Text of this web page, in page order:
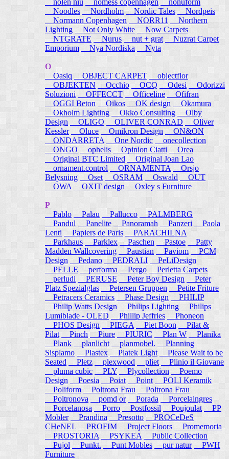
nolen niu
nomess copenhagen
nonuform
Noodles
Nordholm Nordic Tales
Nordpeis
Normann Copenhagen
NORR11
Northern
Lighting
Not Only White
Now Carpets
NTGRATE
Nurus nut + grat
Nuzrat Carpet
Emporium
Nya Nordiska Nyta
O
Oasiq
OBJECT CARPET
objectflor
OBJEKTEN
Occhio OCQ Odesi
Odorizzi
Soluzioni
OFFECCT Officeline
Ofifran
OGGI Beton
Oikos OK design
Okamura
Okholm Lighting
Okko Consulting
Olby
Design
OLIGO OLIVER CONRAD
Oliver
Kessler
Oluce Omikron Design
ON&ON
ONDARRETA
One Nordic
onecollection
ONGO
ophelis Opinion Ciatti
Orea
Original BTC Limited
Original Joan Lao
ornament.control
ORNAMENTA
Orsjo
Belysning
Oset OSRAM Oswald
OUT
OWA
OXIT design Oxley s Furniture
P
Pablo
Palau Pallucco
PALMBERG
Pandul
Panelite Panoramah Panzeri
Paola
Lenti
Papiers de Paris
PARACHILNA
Parkhaus
Parklex Paschen Pastoe
Patty
Madden Wallcovering
Paustian Paviom
PCM
Design
Pedano PEDRALI
PeLiDesign
PELLE
performa Pergo
Perletta Carpets
perludi
PERUSE Peter Boy Design
Peter
Platz Spezialglas
Petersen Gruppen
Petite Friture
Petracers Ceramics
Phase Design
PHILIP
Philip Watts Design
Philips Lighting
Philips
Lumiblade - OLED
Phillip Jeffries
Phoneon
PHOS Design
PIEGA Piet Boon
Pilat &
Pilat
Pinch Piure PIURIC Plan W
Planika
Plank
planlicht planmobel. Planning
Sisplamo
Plastex Platek Light
Please Wait to be
Seated
Pletz plexwood pliet
Plinio il Giovane
pluma cubic
PLY Plycollection
Poemo
Design
Poesia Poiat Point
POLI Keramik
Poliform
Poltrona Frau
Poltrona Frau
Poltronova
pomd or Porada
Porcelaingres
Porcelanosa
Porro Postfossil Poujoulat
PP
Mobler
Prandina Presotto
PROCeDeS
CHeNEL
PROFIM Project Floors
Promemoria
PROSTORIA
PSYKEA
Public Collection
Pujol
Punkt. Punt Mobles pur natur
PWH
Furniture